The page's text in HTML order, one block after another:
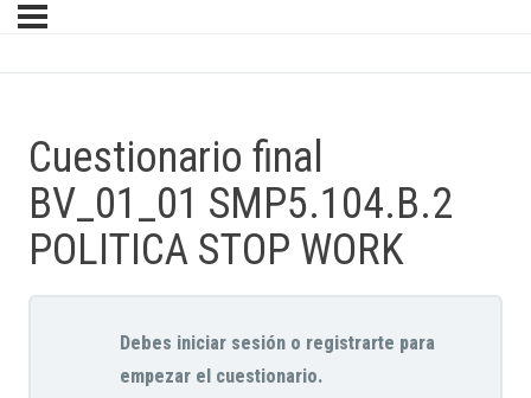
Cuestionario final
BV_01_01 SMP5.104.B.2
POLITICA STOP WORK
Debes iniciar sesión o registrarte para
empezar el cuestionario.